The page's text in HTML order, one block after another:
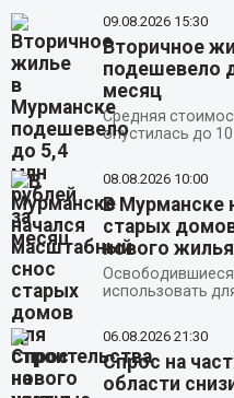
09.08.2026 15:30
Вторичное
подешевело
месяц
Средняя
опустилась до
08.08.2026 10:00
В Мурманске
старых
нового жилья
Освободившиеся
использовать
06.08.2026 21:30
Спрос на
области